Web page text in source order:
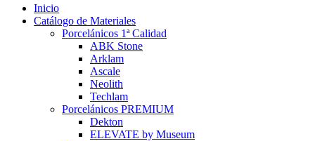
Inicio
Catálogo de Materiales
Porcelánicos 1ª Calidad
ABK Stone
Arklam
Ascale
Neolith
Techlam
Porcelánicos PREMIUM
Dekton
ELEVATE by Museum